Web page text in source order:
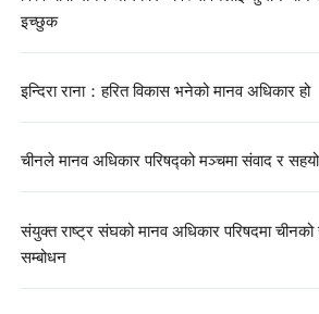
इच्छुक
इन्दिरा राना：हरित विकास भनेको मानव अधिकार हो
चीनले मानव अधिकार परिषद्को मञ्चमा संवाद र
संयुक्त राष्ट्र संघको मानव अधिकार परिषदमा चीनको
सम्बोधन